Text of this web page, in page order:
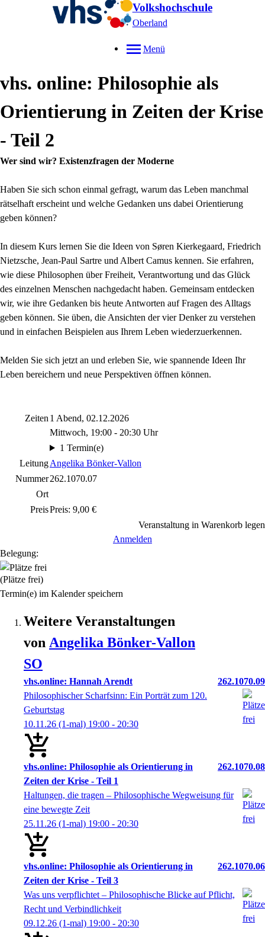
Volkshochschule
Oberland
Menü
vhs. online: Philosophie als
Orientierung in Zeiten der Krise
- Teil 2
Wer sind wir? Existenzfragen der Moderne
Haben Sie sich schon einmal gefragt, warum das Leben manchmal
rätselhaft erscheint und welche Gedanken uns dabei Orientierung
geben können?
In diesem Kurs lernen Sie die Ideen von Søren Kierkegaard, Friedrich
Nietzsche, Jean-Paul Sartre und Albert Camus kennen. Sie erfahren,
wie diese Philosophen über Freiheit, Verantwortung und das Glück
des einzelnen Menschen nachgedacht haben. Gemeinsam entdecken
wir, wie ihre Gedanken bis heute Antworten auf Fragen des Alltags
geben können. Sie üben, die Ansichten der vier Denker zu verstehen
und in einfachen Beispielen aus Ihrem Leben wiederzuerkennen.
Melden Sie sich jetzt an und erleben Sie, wie spannende Ideen Ihr
Leben bereichern und neue Perspektiven öffnen können.
Zeiten 1 Abend, 02.12.2026
Mittwoch, 19:00 - 20:30 Uhr
1 Termin(e)
LeitungAngelika Bönker-Vallon
Nummer262.1070.07
Ort
PreisPreis: 9,00 €
Veranstaltung in Warenkorb legen
Anmelden
Belegung:
(Plätze frei)
Termin(e) im Kalender speichern
Weitere Veranstaltungen
von Angelika Bönker-Vallon
SO
vhs.online: Hannah Arendt
262.1070.09
Philosophischer Scharfsinn: Ein Porträt zum 120.
Geburtstag
10.11.26 (1-mal) 19:00 - 20:30
vhs.online: Philosophie als Orientierung in
Zeiten der Krise - Teil 1
262.1070.08
Haltungen, die tragen – Philosophische Wegweisung für
eine bewegte Zeit
25.11.26 (1-mal) 19:00 - 20:30
vhs.online: Philosophie als Orientierung in
Zeiten der Krise - Teil 3
262.1070.06
Was uns verpflichtet – Philosophische Blicke auf Pflicht,
Recht und Verbindlichkeit
09.12.26 (1-mal) 19:00 - 20:30